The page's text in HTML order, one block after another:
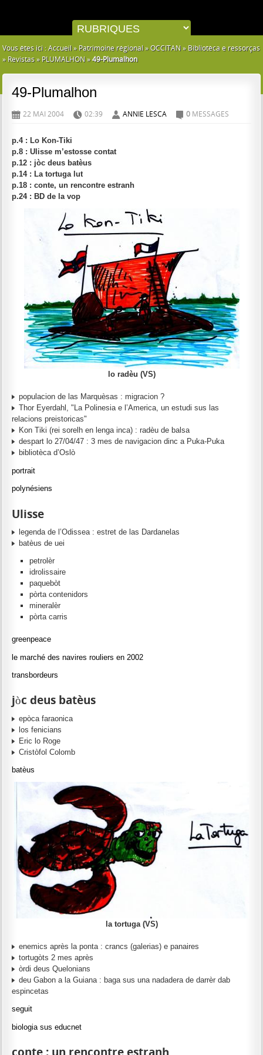
Vous êtes ici :Accueil » Patrimoine régional »OCCITAN » Bibliotèca e ressorças
» Revistas » PLUMALHON »49-Plumalhon
49-Plumalhon
D 22 MAI 2004 H 02:39 A ANNIE LESCA 0 MESSAGES
p.4 : Lo Kon-Tiki
p.8 : Ulisse m’estosse contat
p.12 : jòc deus batèus
p.14 : La tortuga lut
p.18 : conte, un rencontre estranh
p.24 : BD de la vop
lo radèu (VS)
populacion de las Marquèsas : migracion ?
Thor Eyerdahl, "La Polinesia e l’America, un estudi sus las
relacions preistoricas"
Kon Tiki (rei sorelh en lenga inca) : radèu de balsa
despart lo 27/04/47 : 3 mes de navigacion dinc a Puka-Puka
bibliotèca d’Oslò
portrait
polynésiens
Ulisse
legenda de l’Odissea : estret de las Dardanelas
batèus de uei
petrolèr
idrolissaire
paquebòt
pòrta contenidors
mineralèr
pòrta carris
greenpeace
le marché des navires rouliers en 2002
transbordeurs
jòc deus batèus
epòca faraonica
los fenicians
Eric lo Roge
Cristòfol Colomb
batèus
la tortuga (VS)
enemics après la ponta : crancs (galerias) e panaires
tortugòts 2 mes après
òrdi deus Quelonians
deu Gabon a la Guiana : baga sus una nadadera de darrèr dab
espincetas
seguit
biologia sus educnet